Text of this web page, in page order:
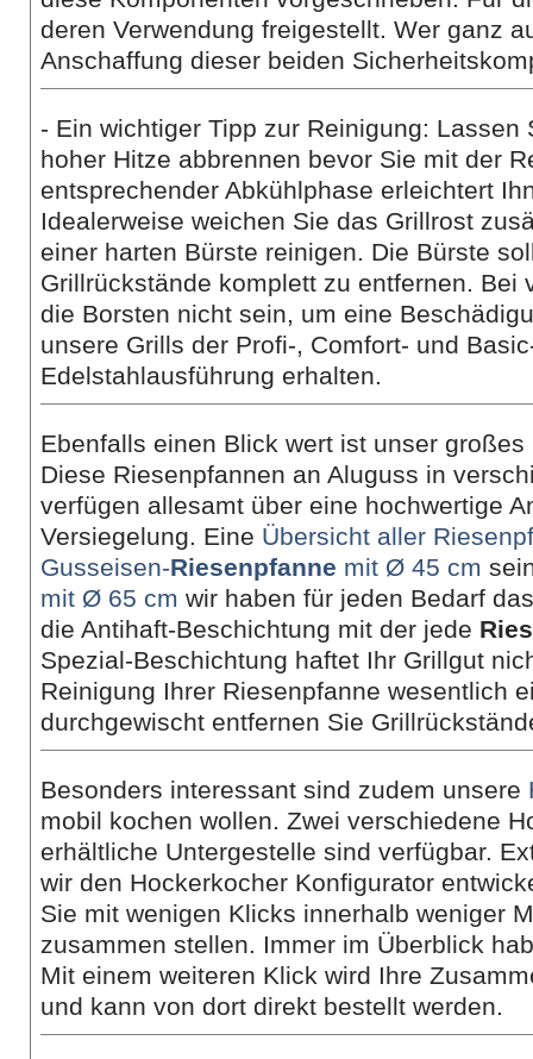
deren Verwendung freigestellt. Wer ganz
Anschaffung dieser beiden
- Ein wichtiger Tipp zur Reinigung:
hoher Hitze abbrennen bevor Sie mit der
entsprechender Abkühlphase erleichtert
Idealerweise weichen Sie das Grillrost
einer harten Bürste reinigen. Die Bürste
Grillrückstände komplett zu entfernen.
die Borsten nicht sein, um eine
unsere Grills der Profi-, Comfort- und
Edelstahlausführung erhalten.
Ebenfalls einen Blick wert ist unser
Diese Riesenpfannen an Aluguss in
verfügen allesamt über eine hochwertige
Versiegelung. Eine Übersicht aller
Gusseisen-Riesenpfanne mit Ø 45 cm
mit Ø 65 cm wir haben für jeden Bedarf
die Antihaft-Beschichtung mit der jede
Spezial-Beschichtung haftet Ihr Grillgut
Reinigung Ihrer Riesenpfanne wesentlich
durchgewischt entfernen Sie
Besonders interessant sind zudem unsere
mobil kochen wollen. Zwei verschiedene
erhältliche Untergestelle sind verfügbar.
wir den Hockerkocher Konfigurator
Sie mit wenigen Klicks innerhalb weniger
zusammen stellen. Immer im Überblick
Mit einem weiteren Klick wird Ihre
und kann von dort direkt bestellt werden.